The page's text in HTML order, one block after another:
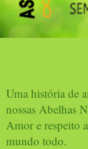
Uma história de
nossas Abelhas
Amor e respeito
mundo todo.